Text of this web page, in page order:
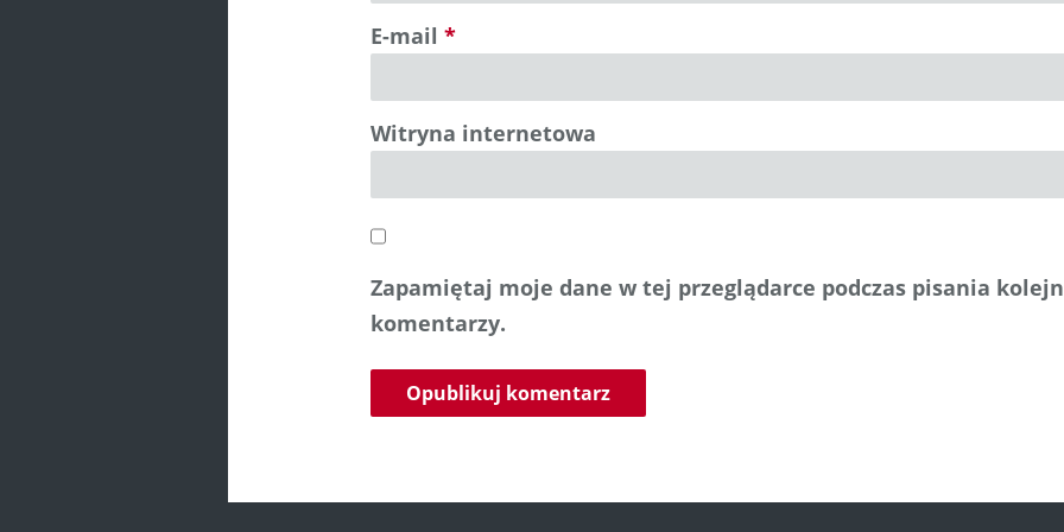
E-mail *
Witryna internetowa
Zapamiętaj moje dane w tej przeglądarce podczas pisania
komentarzy.